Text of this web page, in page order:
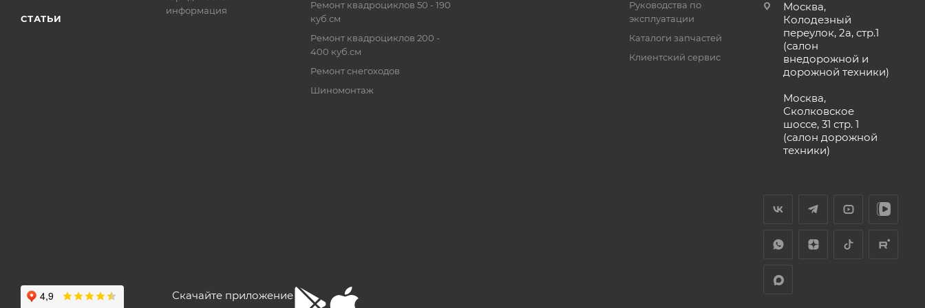
СТАТЬИ
информация
Ремонт квадроциклов 50 - 190
куб.см
Ремонт квадроциклов 200 -
400 куб.см
Ремонт снегоходов
Шиномонтаж
Руководства по
эксплуатации
Каталоги запчастей
Клиентский сервис
Москва,
Колодезный
переулок, 2а, стр.1
(салон
внедорожной и
дорожной техники)
Москва,
Сколковское
шоссе, 31 стр. 1
(салон дорожной
техники)
Скачайте приложение